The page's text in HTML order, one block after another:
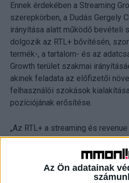
Az Ön adatainak
Ennek érdekében a Streaming
szerepkörben, a Dudás Gergely
irányítása alatt működő bevételi
dolgozik az RTL+ bővítésén,
termék-, a tartalom- és az
Growth terület szakmai
akinek feladata az előfizetői
felhasználói szokások
pozíciójának erősítése.
„Az RTL+ a streaming és
együttműködésének
növekedési pályára állt. A
eléréséhez még
Örülök, hogy Olga csatlakozik